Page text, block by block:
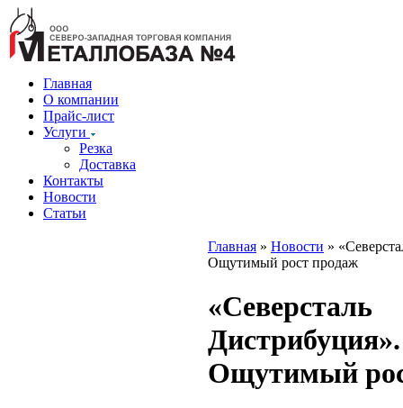
Главная
О компании
Прайс-лист
Услуги
Резка
Доставка
Контакты
Новости
Статьи
Главная » Новости »
Ощутимый рост продаж
«Северсталь
Дистрибуция».
Ощутимый